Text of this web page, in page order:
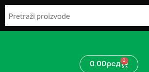
Pređi
sadržaj
0.00рсд 0
Cart